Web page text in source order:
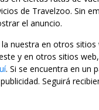
de Travelzoo. Sin
el anuncio.
nuestra en otros
y en otros sitios
. Si se encuentra en un
Seguirá